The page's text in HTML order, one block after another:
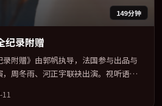
149分钟
纪录附赠
附赠》由郭帆执导，法国参与出品与
周冬雨、河正宇联袂出演。视听语言
求统一。定于 2021-08-15 在内地院线